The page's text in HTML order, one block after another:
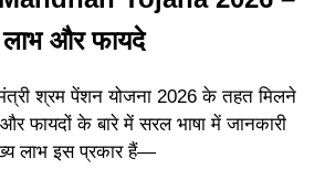
लाभ और फायदे
श्रम पेंशन योजना 2026 के तहत मिलने
फायदों के बारे में सरल भाषा में जानकारी
लाभ इस प्रकार हैं—